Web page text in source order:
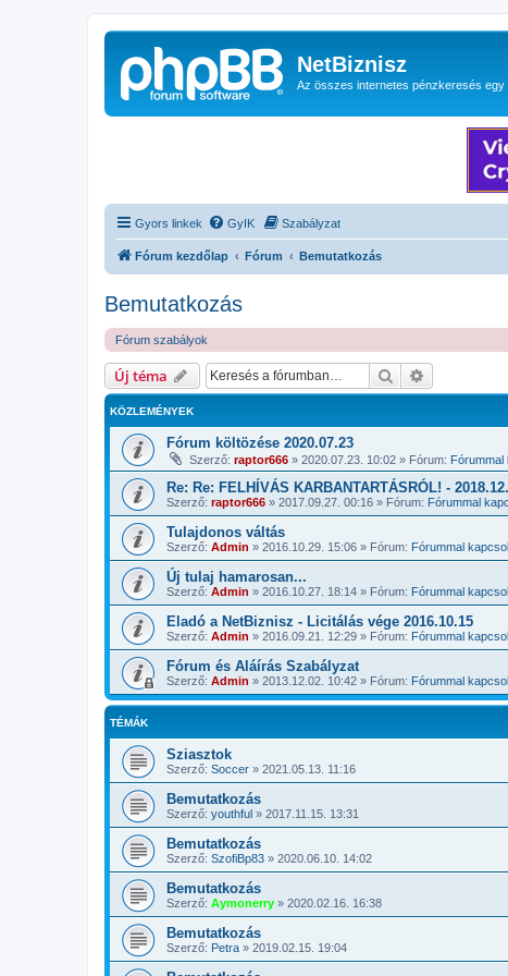
NetBiznisz
Az összes internetes pénzkeresés egy
Gyors linkek GyIK Szabályzat
Fórum kezdőlap Fórum Bemutatkozás
Bemutatkozás
Fórum szabályok
Új téma Keresés
KÖZLEMÉNYEK
Fórum költözése 2020.07.23
Szerző: raptor666 » 2020.07.23. 10:02 » Fórum: Fórummal
Re: Re: FELHÍVÁS KARBANTARTÁSRÓL! -
Szerző: raptor666 » 2017.09.27. 00:16 » Fórum: Fórummal
Tulajdonos váltás
Szerző: Admin » 2016.10.29. 15:06 » Fórum: Fórummal
Új tulaj hamarosan...
Szerző: Admin » 2016.10.27. 18:14 » Fórum: Fórummal
Eladó a NetBiznisz - Licitálás vége 2016.10.15
Szerző: Admin » 2016.09.21. 12:29 » Fórum: Fórummal
Fórum és Aláírás Szabályzat
Szerző: Admin » 2013.12.02. 10:42 » Fórum: Fórummal
TÉMÁK
Sziasztok
Szerző: Soccer » 2021.05.13. 11:16
Bemutatkozás
Szerző: youthful » 2017.11.15. 13:31
Bemutatkozás
Szerző: SzofiBp83 » 2020.06.10. 14:02
Bemutatkozás
Szerző: Aymonerry » 2020.02.16. 16:38
Bemutatkozás
Szerző: Petra » 2019.02.15. 19:04